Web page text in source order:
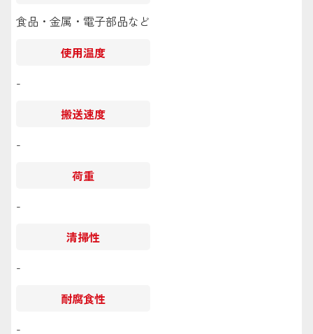
食品・金属・電子部品など
使用温度
-
搬送速度
-
荷重
-
清掃性
-
耐腐食性
-